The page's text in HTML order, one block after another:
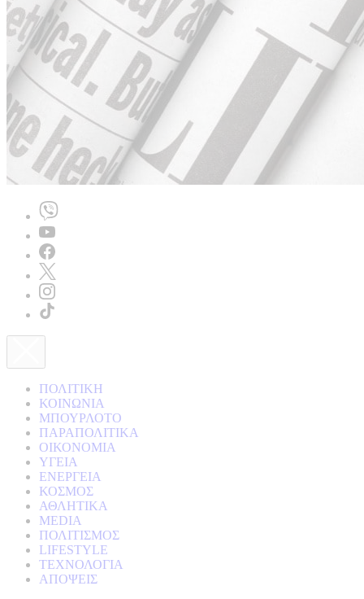
ΠΟΛΙΤΙΚΗ
ΚΟΙΝΩΝΙΑ
ΜΠΟΥΡΛΟΤΟ
ΠΑΡΑΠΟΛΙΤΙΚΑ
ΟΙΚΟΝΟΜΙΑ
ΥΓΕΙΑ
ΕΝΕΡΓΕΙΑ
ΚΟΣΜΟΣ
ΑΘΛΗΤΙΚΑ
MEDIA
ΠΟΛΙΤΙΣΜΟΣ
LIFESTYLE
ΤΕΧΝΟΛΟΓΙΑ
ΑΠΟΨΕΙΣ